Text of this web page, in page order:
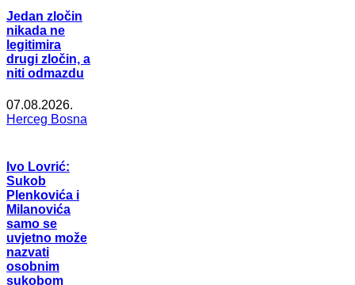
Jedan zločin
nikada ne
legitimira
drugi zločin, a
niti odmazdu
07.08.2026.
Herceg Bosna
Ivo Lovrić:
Sukob
Plenkovića i
Milanovića
samo se
uvjetno može
nazvati
osobnim
sukobom